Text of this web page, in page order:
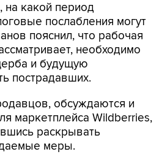
на какой период
послабления могут
пояснил, что рабочая
необходимо
и будущую
пострадавших.
обсуждаются и
маркетплейса Wildberries,
раскрывать
меры.